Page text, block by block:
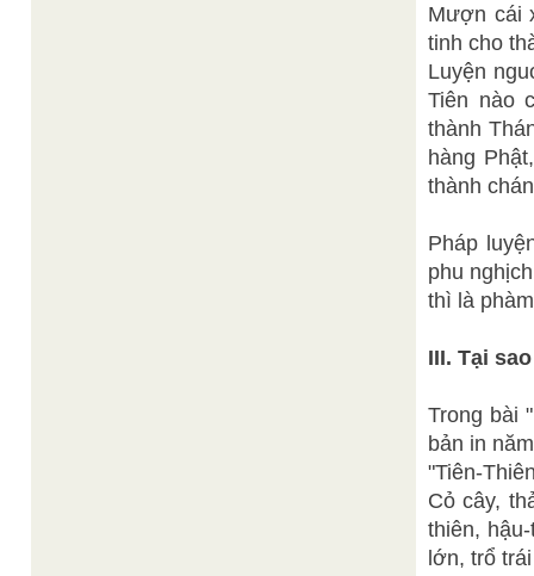
Mượn cái
tinh cho
Luyện
Tiên nào
thành
hàng
thành
Pháp
phu
thì là
III. Tại
Trong bài
bản in
"Tiên-
Cỏ cây,
thiên,
lớn, trổ